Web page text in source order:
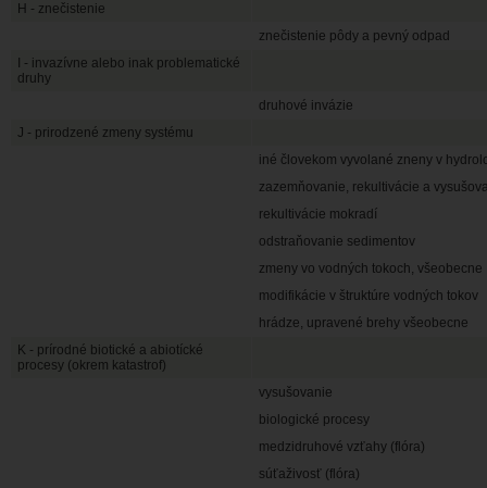
H - znečistenie
znečistenie pôdy a pevný odpad
I - invazívne alebo inak problematické
druhy
druhové invázie
J - prirodzené zmeny systému
iné človekom vyvolané zneny v
zazemňovanie, rekultivácie a
rekultivácie mokradí
odstraňovanie sedimentov
zmeny vo vodných tokoch, všeobecne
modifikácie v štruktúre vodných tokov
hrádze, upravené brehy všeobecne
K - prírodné biotické a abiotícké
procesy (okrem katastrof)
vysušovanie
biologické procesy
medzidruhové vzťahy (flóra)
súťaživosť (flóra)